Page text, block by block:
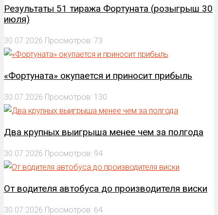
Результаты 51 тиража Фортуната (розыгрыш 30
июля)
30.07.2026 Просмотров: 73
«Фортуната» окупается и приносит прибыль
30.07.2026 Просмотров: 130
Два крупных выигрыша менее чем за полгода
30.07.2026 Просмотров: 94
От водителя автобуса до производителя виски
30.07.2026 Просмотров: 64